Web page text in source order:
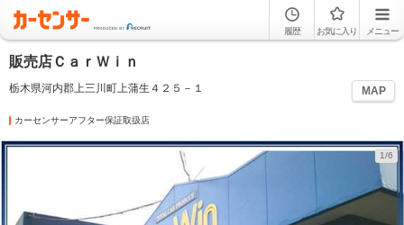
履歴 お気に入り メニュー
販売店ＣａｒＷｉｎ
栃木県河内郡上三川町上蒲生４２５－１ MAP
カーセンサーアフター保証取扱店
1/6